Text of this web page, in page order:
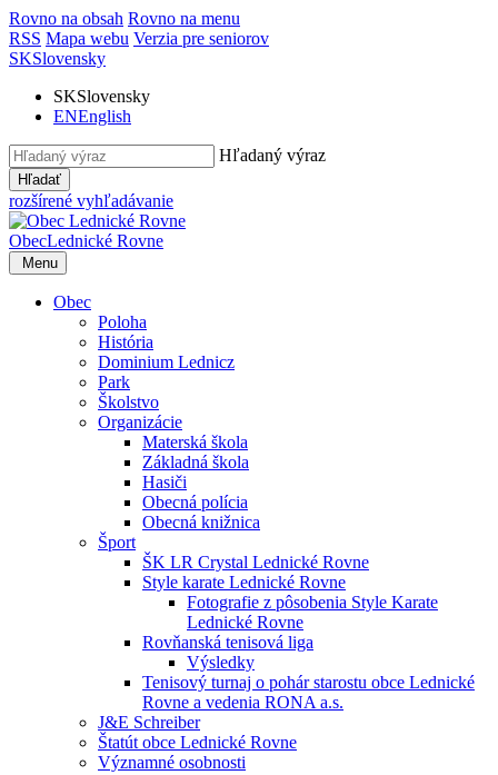
Rovno na obsah Rovno na menu
RSS Mapa webu Verzia pre seniorov
SKSlovensky
SKSlovensky
ENEnglish
Hľadaný výraz
Hľadať
rozšírené vyhľadávanie
ObecLednické Rovne
Menu
Obec
Poloha
História
Dominium Lednicz
Park
Školstvo
Organizácie
Materská škola
Základná škola
Hasiči
Obecná polícia
Obecná knižnica
Šport
ŠK LR Crystal Lednické Rovne
Style karate Lednické Rovne
Fotografie z pôsobenia Style Karate
Lednické Rovne
Rovňanská tenisová liga
Výsledky
Tenisový turnaj o pohár starostu obce Lednické
Rovne a vedenia RONA a.s.
J&E Schreiber
Štatút obce Lednické Rovne
Významné osobnosti